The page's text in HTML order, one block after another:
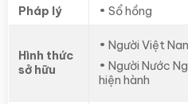
Pháp lý • Sổ hồng
Hình thức
sở hữu
• Người Việt
• Người Nước
hiện hành